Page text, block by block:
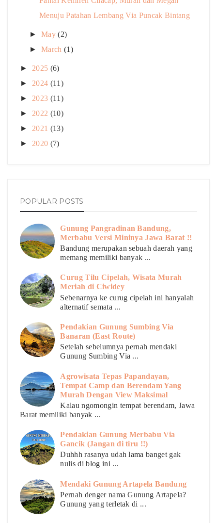
Menuju Patahan Lembang Via Puncak Bintang
►May(2)
►March(1)
► 2025 (6)
► 2024 (11)
► 2023 (11)
► 2022 (10)
► 2021 (13)
► 2020 (7)
POPULAR POSTS
Gunung Pangradinan Bandung,
Merbabu Versi Mininya Jawa Barat !!
Bandung merupakan sebuah daerah yang
memang memiliki banyak ...
Curug Tilu Cipelah, Wisata Murah
Meriah di Ciwidey
Sebenarnya ke curug cipelah ini hanyalah
alternatif semata ...
Pendakian Gunung Sumbing Via
Banaran (East Route)
Setelah sebelumnya pernah mendaki
Gunung Sumbing Via ...
Agrowisata Tepas Papandayan,
Tempat Camp dan Berendam Yang
Murah Dengan View Maksimal
Kalau ngomongin tempat berendam, Jawa
Barat memiliki banyak ...
Pendakian Gunung Merbabu Via
Gancik (Jangan di tiru !!)
Duhhh rasanya udah lama banget gak
nulis di blog ini ...
Mendaki Gunung Artapela Bandung
Pernah denger nama Gunung Artapela?
Gunung yang terletak di ...